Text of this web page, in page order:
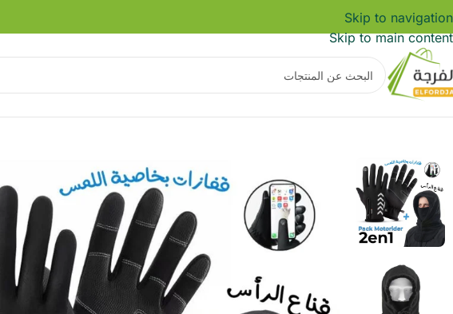
Skip to navigation
Skip to main content